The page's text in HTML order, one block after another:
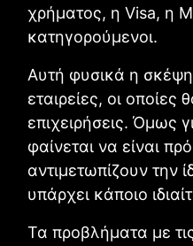
χρήματος, η Visa, η
κατηγορούμενοι.
Αυτή φυσικά η σκέψη
εταιρείες, οι
επιχειρήσεις. Όμως
φαίνεται να είναι
αντιμετωπίζουν την
υπάρχει κάποιο
Τα προβλήματα με